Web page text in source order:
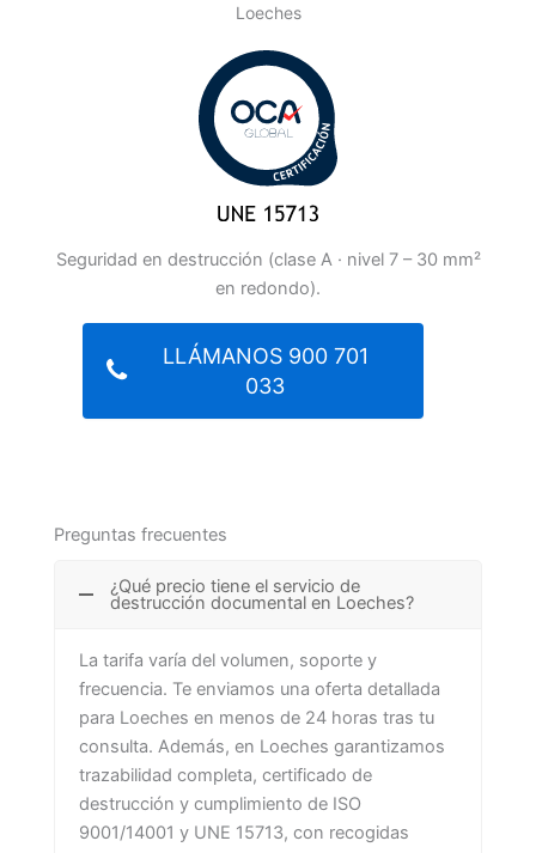
Loeches
Seguridad en destrucción (clase A · nivel 7 – 30 mm²
en redondo).
LLÁMANOS 900 701
033
Preguntas frecuentes
¿Qué precio tiene el servicio de
destrucción documental en Loeches?
La tarifa varía del volumen, soporte y
frecuencia. Te enviamos una oferta detallada
para Loeches en menos de 24 horas tras tu
consulta. Además, en Loeches garantizamos
trazabilidad completa, certificado de
destrucción y cumplimiento de ISO
9001/14001 y UNE 15713, con recogidas